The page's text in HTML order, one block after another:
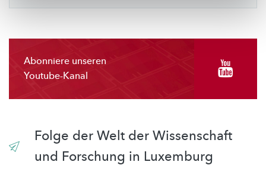
Abonniere unseren
Youtube-Kanal
Folge der Welt der Wissenschaft
und Forschung in Luxemburg